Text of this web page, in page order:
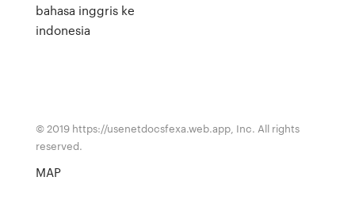
bahasa inggris ke
indonesia
© 2019 https://usenetdocsfexa.web.app, Inc. All rights
reserved.
MAP